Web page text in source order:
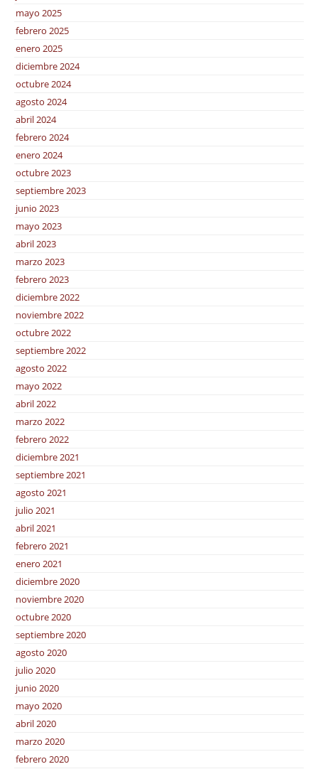
mayo 2025
febrero 2025
enero 2025
diciembre 2024
octubre 2024
agosto 2024
abril 2024
febrero 2024
enero 2024
octubre 2023
septiembre 2023
junio 2023
mayo 2023
abril 2023
marzo 2023
febrero 2023
diciembre 2022
noviembre 2022
octubre 2022
septiembre 2022
agosto 2022
mayo 2022
abril 2022
marzo 2022
febrero 2022
diciembre 2021
septiembre 2021
agosto 2021
julio 2021
abril 2021
febrero 2021
enero 2021
diciembre 2020
noviembre 2020
octubre 2020
septiembre 2020
agosto 2020
julio 2020
junio 2020
mayo 2020
abril 2020
marzo 2020
febrero 2020